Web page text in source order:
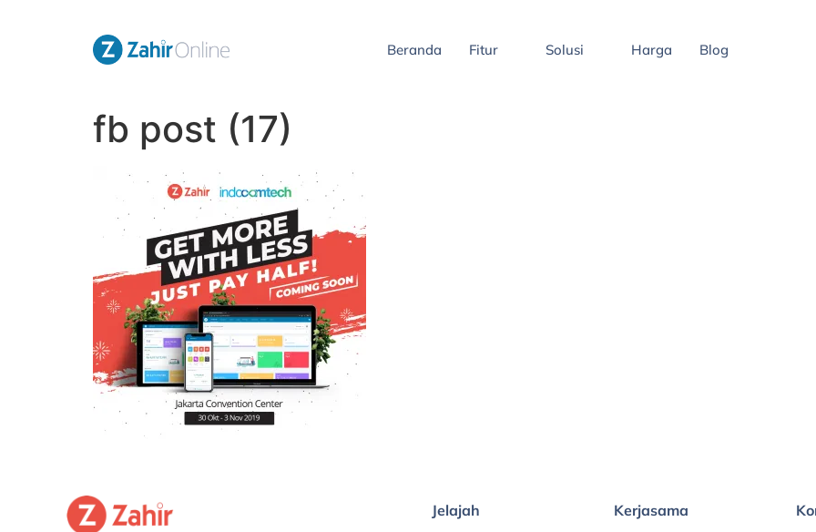
Beranda Fitur Solusi Harga Blog
fb post (17)
Jelajah Kerjasama